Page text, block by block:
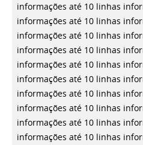
informações até 10 linhas
informações até 10 linhas
informações até 10 linhas
informações até 10 linhas
informações até 10 linhas
informações até 10 linhas
informações até 10 linhas
informações até 10 linhas
informações até 10 linhas
informações até 10 linhas